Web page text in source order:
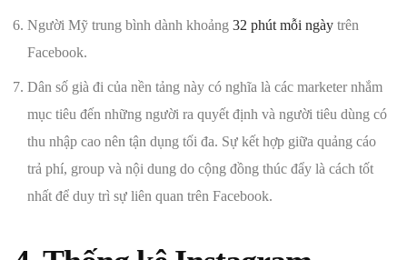
Người Mỹ trung bình dành khoảng 32 phút mỗi ngày trên
Facebook.
Dân số già đi của nền tảng này có nghĩa là các marketer nhắm
mục tiêu đến những người ra quyết định và người tiêu dùng có
thu nhập cao nên tận dụng tối đa. Sự kết hợp giữa quảng cáo
trả phí, group và nội dung do cộng đồng thúc đẩy là cách tốt
nhất để duy trì sự liên quan trên Facebook.